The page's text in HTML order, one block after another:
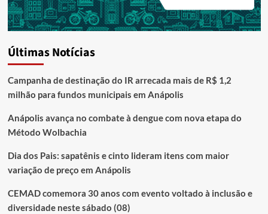
Últimas Notícias
Campanha de destinação do IR arrecada mais de R$ 1,2
milhão para fundos municipais em Anápolis
Anápolis avança no combate à dengue com nova etapa do
Método Wolbachia
Dia dos Pais: sapatênis e cinto lideram itens com maior
variação de preço em Anápolis
CEMAD comemora 30 anos com evento voltado à inclusão e
diversidade neste sábado (08)